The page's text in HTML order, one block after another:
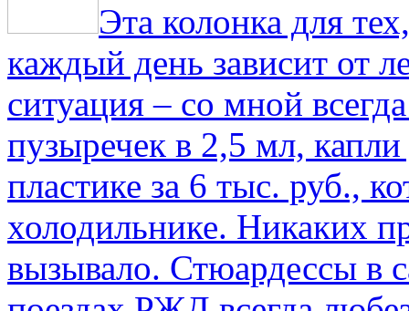
Эта колонка для
каждый день зависит от
ситуация – со мной
пузыречек в 2,5 мл,
пластике за 6 тыс. руб.,
холодильнике. Никаких
вызывало. Стюардессы в